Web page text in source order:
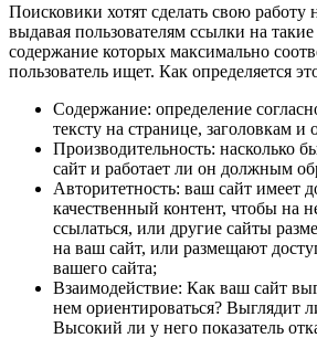
Поисковики хотят сделать свою
выдавая пользователям ссылки на
содержание которых максимально
пользователь ищет. Как определяется
Содержание: определение
тексту на странице, заголовкам и
Производительность: насколько
сайт и работает ли он должным
Авторитетность: ваш сайт имеет
качественный контент, чтобы на
ссылаться, или другие сайты
на ваш сайт, или размещают
вашего сайта;
Взаимодействие: Как ваш сайт
нем ориентироваться? Выглядит
Высокий ли у него показатель